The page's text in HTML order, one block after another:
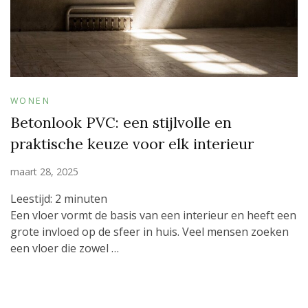
WONEN
Betonlook PVC: een stijlvolle en
praktische keuze voor elk interieur
maart 28, 2025
Leestijd: 2 minuten
Een vloer vormt de basis van een interieur en heeft een
grote invloed op de sfeer in huis. Veel mensen zoeken
een vloer die zowel …